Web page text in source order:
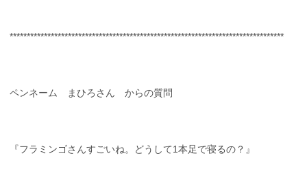
********************************************************************************
ペンネーム まひろさん からの質問
『フラミンゴさんすごいね。どうして1本足で寝るの？』